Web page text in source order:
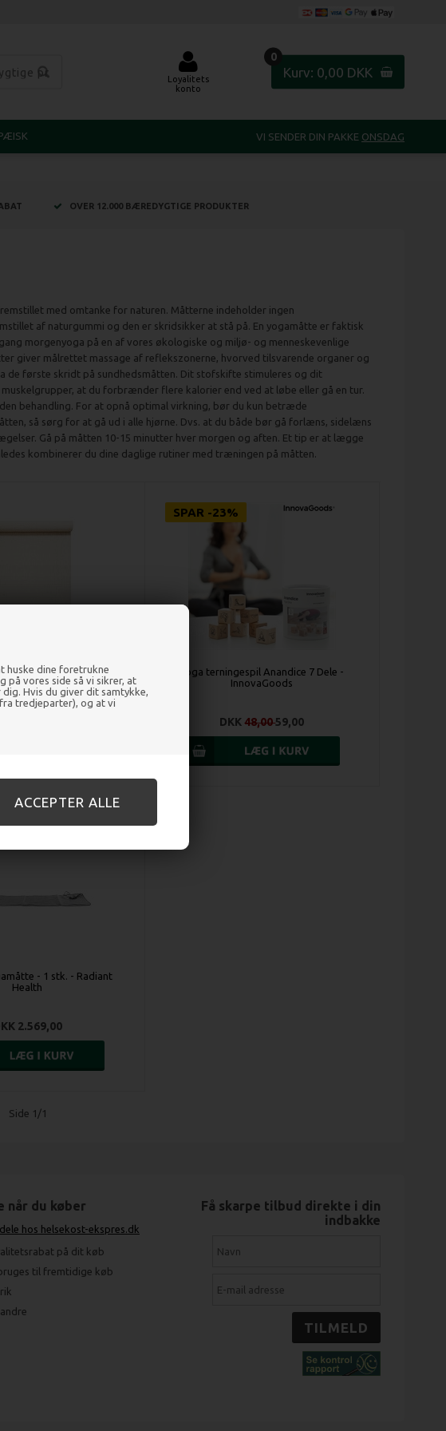
huske dine foretrukne
på vores side så vi sikrer, at
Hvis du giver dit samtykke,
tredjeparter), og at vi
0
Kurv: 0,00 DKK
Loyalitets
konto
VI SENDER DIN PAKKE ONSDAG
OVER 12.000 BÆREDYGTIGE PRODUKTER
med omtanke for naturen. Måtterne indeholder ingen
af naturgummi og den er skridsikker at stå på. En yogamåtte er faktisk
morgenyoga på en af vores økologiske og miljø- og menneskevenlige
giver målrettet massage af reflekszonerne, hvorved tilsvarende organer og
første skridt på sundhedsmåtten. Dit stofskifte stimuleres og dit
at du forbrænder flere kalorier end ved at løbe eller gå en tur.
behandling. For at opnå optimal virkning, bør du kun betræde
så sørg for at gå ud i alle hjørne. Dvs. at du både bør gå forlæns, sidelæns
Gå på måtten 10-15 minutter hver morgen og aften. Et tip er at lægge
kombinerer du dine daglige rutiner med træningen på måtten.
Natural 2mm -
Unity Yoga
SPAR -23%
Yoga terningespil Anandice 7 Dele -
InnovaGoods
DKK48,0059,00
- 1 stk. - Radiant
Health
2.569,00
Side 1/1
når du køber
hos helsekost-ekspres.dk
på dit køb
til fremtidige køb
Få skarpe tilbud direkte i din
indbakke